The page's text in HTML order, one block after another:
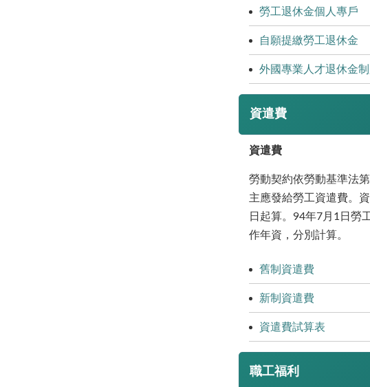
勞工退休金個人專戶
自願提繳勞工退休金
外國專業人才退休金
資遣費
資遣費
勞動契約依勞動基準法
主應發給勞工資遣費。
日起算。94年7月1日勞
作年資，分別計算。
舊制資遣費
新制資遣費
資遣費試算表
職工福利